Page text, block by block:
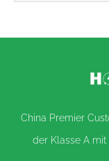
China Premier
der Klasse A